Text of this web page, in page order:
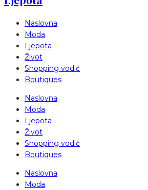
Naslovna
Moda
Ljepota
Život
Shopping vodič
Boutiques
Naslovna
Moda
Ljepota
Život
Shopping vodič
Boutiques
Naslovna
Moda